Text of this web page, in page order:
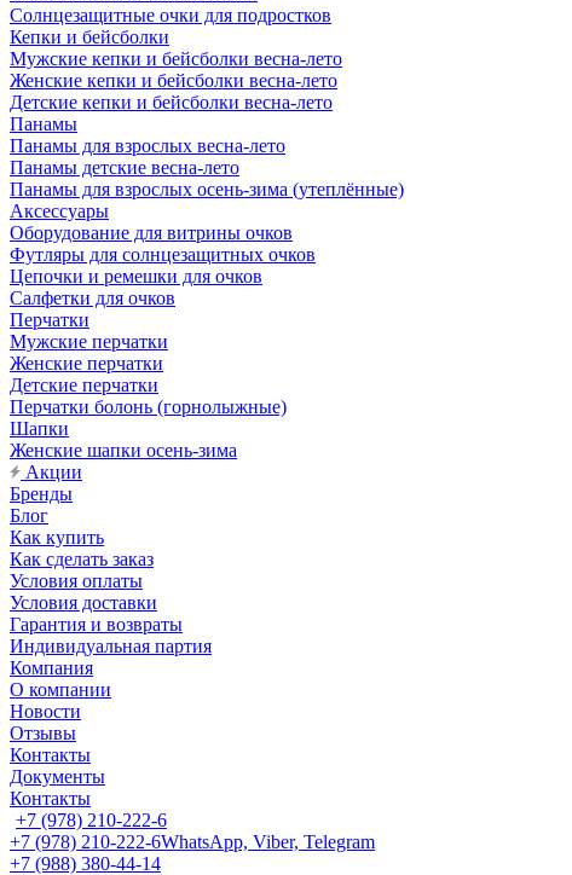
Солнцезащитные очки для подростков
Кепки и бейсболки
Мужские кепки и бейсболки весна-лето
Женские кепки и бейсболки весна-лето
Детские кепки и бейсболки весна-лето
Панамы
Панамы для взрослых весна-лето
Панамы детские весна-лето
Панамы для взрослых осень-зима (утеплённые)
Аксессуары
Оборудование для витрины очков
Футляры для солнцезащитных очков
Цепочки и ремешки для очков
Салфетки для очков
Перчатки
Мужские перчатки
Женские перчатки
Детские перчатки
Перчатки болонь (горнолыжные)
Шапки
Женские шапки осень-зима
Акции
Бренды
Блог
Как купить
Как сделать заказ
Условия оплаты
Условия доставки
Гарантия и возвраты
Индивидуальная партия
Компания
О компании
Новости
Отзывы
Контакты
Документы
Контакты
+7 (978) 210-222-6
+7 (978) 210-222-6WhatsApp, Viber, Telegram
+7 (988) 380-44-14